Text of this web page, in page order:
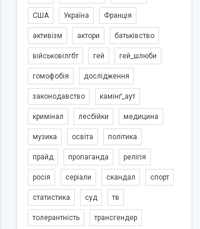
США Україна Франція
активізм актори батьківство
військовілгбт гей гей_шлюби
гомофобія дослідження
законодавство камінґ_аут
кримінал лесбійки медицина
музика освіта політика
прайд пропаганда релігія
росія серіали скандал спорт
статистика суд тв
толерантність трансгендер